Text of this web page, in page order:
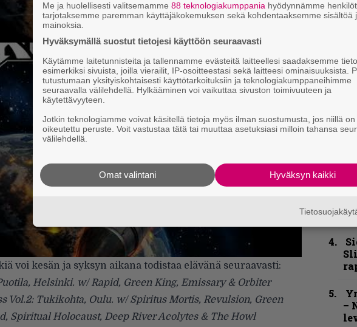
voi kesän ja syksyn aikana todistaa elävänä seuraavasti:
Helsinki. w/ Rapid, Green King, Emissary & Orbiter
Vol.2: Tukikohta, Oulu. w/ Spiritus Mortis, Revulsion, Green
Spiritual Holocaust, Deep River Acolytes & The Howl
–
–
Me ja huolellisesti valitsemamme 88 teknologiakumppania hyödynnämme
tarjotaksemme paremman käyttäjäkokemuksen sekä kohdentaaksemme sisältöä
mainoksia.
Hyväksymällä suostut tietojesi käyttöön seuraavasti
Käytämme laitetunnisteita ja tallennamme evästeitä laitteellesi saadaksemme
esimerkiksi sivuista, joilla vierailit, IP-osoitteestasi sekä laitteesi ominaisuuksista.
tutustumaan yksityiskohtaisesti käyttötarkoituksiin ja teknologiakumppaneihimme
seuraavalla välilehdellä. Hylkääminen voi vaikuttaa sivuston toimivuuteen ja
käytettävyyteen.
Jotkin teknologiamme voivat käsitellä tietoja myös ilman suostumusta, jos niillä on
oikeutettu peruste. Voit vastustaa tätä tai muuttaa asetuksiasi milloin tahansa
välilehdellä.
Hyväksyn kaikki
Omat valintani